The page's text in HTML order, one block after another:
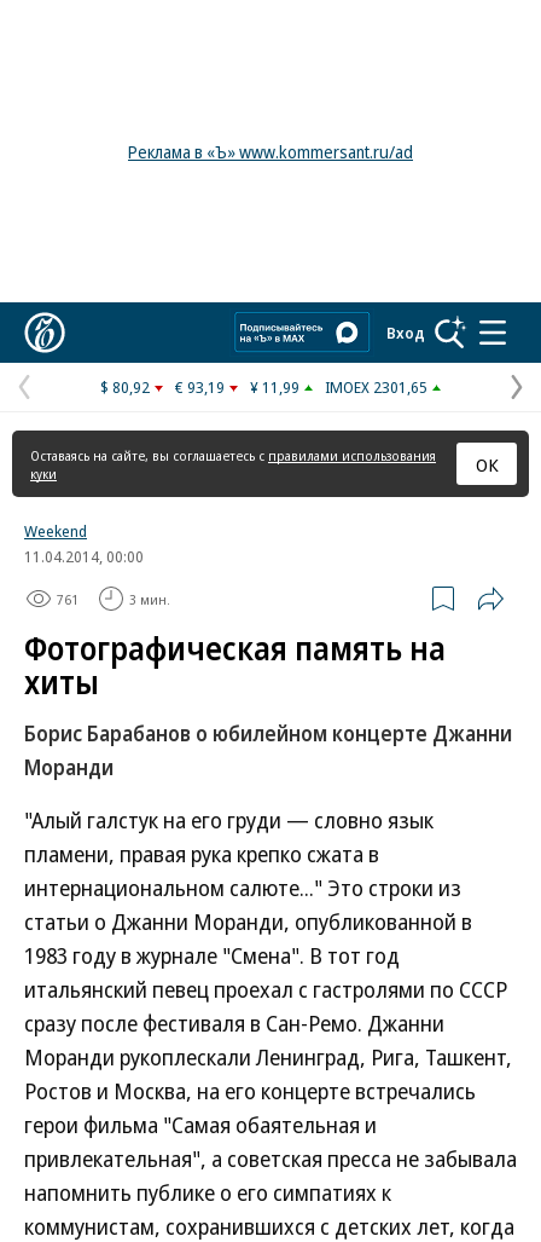
Реклама в «Ъ» www.kommersant.ru/ad
Вход
Предыдущая
страница
$ 80,92 € 93,19 ¥ 11,99 IMOEX 2301,65
Оставаясь на сайте, вы соглашаетесь с правилами использования
куки
ОК
Weekend
11.04.2014, 00:00
761 3 мин.
Фотографическая память на
хиты
Борис Барабанов о юбилейном концерте Джанни
Моранди
"Алый галстук на его груди — словно язык
пламени, правая рука крепко сжата в
интернациональном салюте..." Это строки из
статьи о Джанни Моранди, опубликованной в
1983 году в журнале "Смена". В тот год
итальянский певец проехал с гастролями по СССР
сразу после фестиваля в Сан-Ремо. Джанни
Моранди рукоплескали Ленинград, Рига, Ташкент,
Ростов и Москва, на его концерте встречались
герои фильма "Самая обаятельная и
привлекательная", а советская пресса не забывала
напомнить публике о его симпатиях к
коммунистам, сохранившихся с детских лет, когда